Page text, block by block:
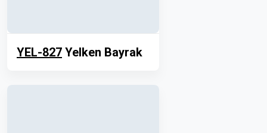
YEL-827 Yelken Bayrak